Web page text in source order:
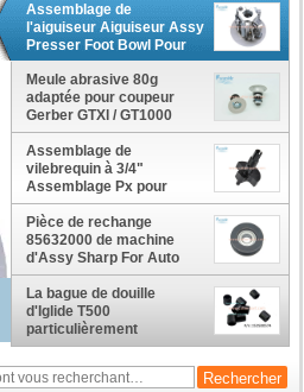
Assemblage de
l'aiguiseur Aiguiseur Assy
Presser Foot Bowl Pour
GTXL XLC7000 GT5250
Meule abrasive 80g
adaptée pour coupeur
Gerber GTXl / GT1000
85631000
Assemblage de
vilebrequin à 3/4"
Assemblage Px pour
coupeuse Gerber GTXL
85932001
Pièce de rechange
85632000 de machine
d'Assy Sharp For Auto
Cutter Gtxl de poulie plus
oisive
La bague de douille
d'Iglide T500
particulièrement
appropriée aux pièces du
coupeur Gtxl/GT
153500574